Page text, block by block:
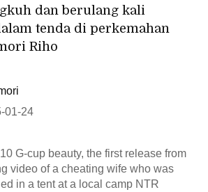
dan berulang kali
tenda di perkemahan
Riho
01-24
G-cup beauty, the first release from
video of a cheating wife who was
in a tent at a local camp NTR